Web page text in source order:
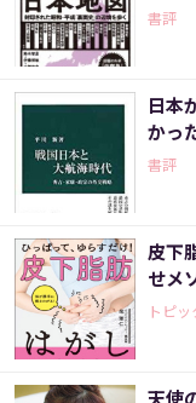
書評
日本
かっ
書評
皮下
せメ
トピ
天使